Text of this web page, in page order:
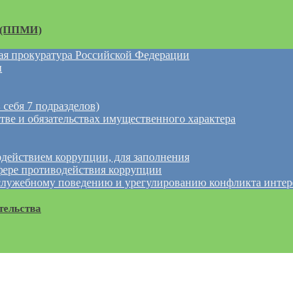
(ППМИ)
прокуратура Российской Федерации
7 подразделов)
и обязательствах имущественного характера
коррупции, для заполнения
противодействия коррупции
поведению и урегулированию конфликта